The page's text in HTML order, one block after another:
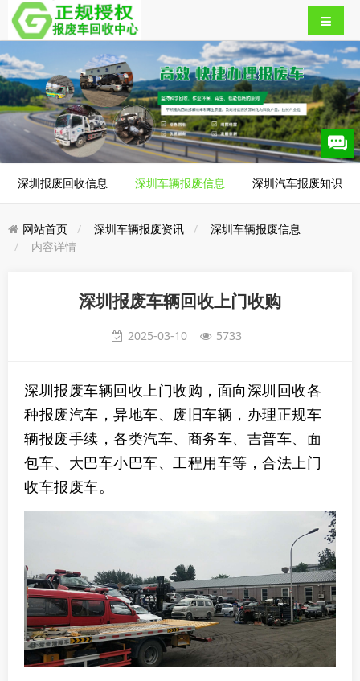
深圳报废回收信息 深圳车辆报废信息 深圳汽车报废知识
网站首页 深圳车辆报废资讯
深圳车辆报废信息
内容详情
深圳报废车辆回收上门收购
2025-03-10 5733
深圳报废车辆回收上门收购，面向深圳回收各
种报废汽车，异地车、废旧车辆，办理正规车
辆报废手续，各类汽车、商务车、吉普车、面
包车、大巴车小巴车、工程用车等，合法上门
收车报废车。